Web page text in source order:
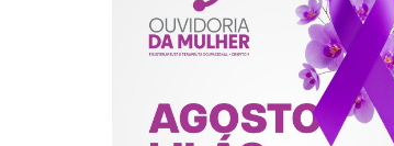
AGOSTO LILÁS –
ACOLHER,
PROTEGER E
COMBATER A